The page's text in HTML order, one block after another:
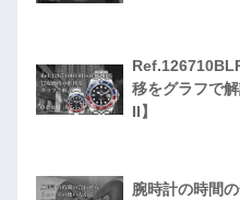
移をグラフで
II】
腕時計の時間